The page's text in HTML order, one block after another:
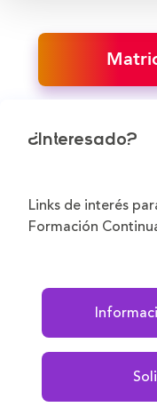
¿Interesado?
Links de interés
Formación